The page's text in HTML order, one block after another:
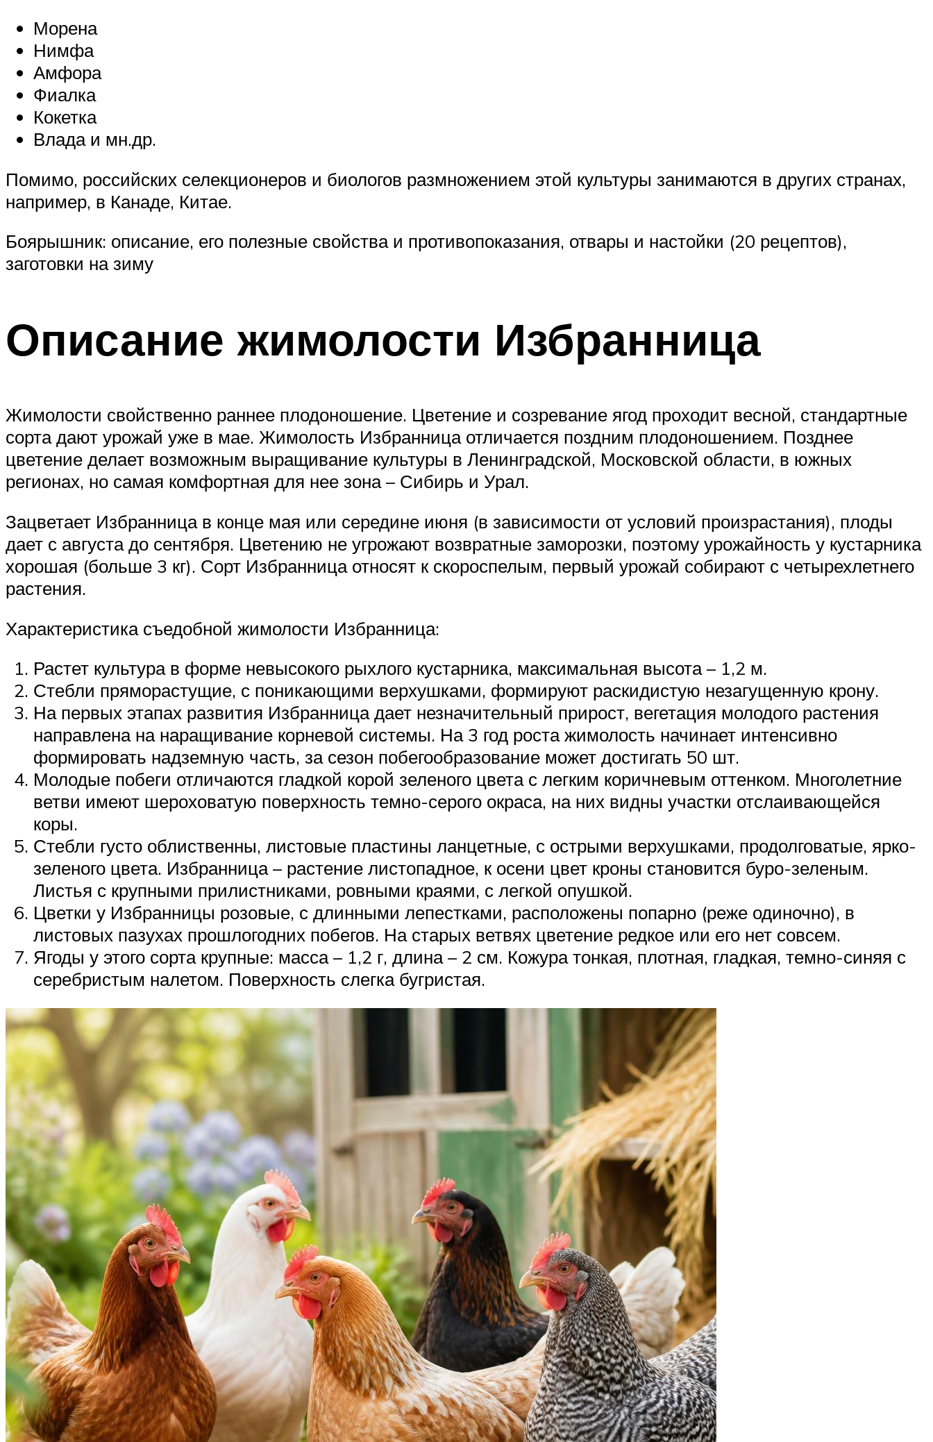
Морена
Нимфа
Амфора
Фиалка
Кокетка
Влада и мн.др.
Помимо, российских селекционеров и биологов размножением этой культуры занимаются в других странах,
например, в Канаде, Китае.
Боярышник: описание, его полезные свойства и противопоказания, отвары и настойки (20 рецептов),
заготовки на зиму
Описание жимолости Избранница
Жимолости свойственно раннее плодоношение. Цветение и созревание ягод проходит весной, стандартные
сорта дают урожай уже в мае. Жимолость Избранница отличается поздним плодоношением. Позднее
цветение делает возможным выращивание культуры в Ленинградской, Московской области, в южных
регионах, но самая комфортная для нее зона – Сибирь и Урал.
Зацветает Избранница в конце мая или середине июня (в зависимости от условий произрастания), плоды
дает с августа до сентября. Цветению не угрожают возвратные заморозки, поэтому урожайность у кустарника
хорошая (больше 3 кг). Сорт Избранница относят к скороспелым, первый урожай собирают с четырехлетнего
растения.
Характеристика съедобной жимолости Избранница:
Растет культура в форме невысокого рыхлого кустарника, максимальная высота – 1,2 м.
Стебли пряморастущие, с поникающими верхушками, формируют раскидистую незагущенную крону.
На первых этапах развития Избранница дает незначительный прирост, вегетация молодого растения
направлена на наращивание корневой системы. На 3 год роста жимолость начинает интенсивно
формировать надземную часть, за сезон побегообразование может достигать 50 шт.
Молодые побеги отличаются гладкой корой зеленого цвета с легким коричневым оттенком. Многолетние
ветви имеют шероховатую поверхность темно-серого окраса, на них видны участки отслаивающейся
коры.
Стебли густо облиственны, листовые пластины ланцетные, с острыми верхушками, продолговатые, ярко-
зеленого цвета. Избранница – растение листопадное, к осени цвет кроны становится буро-зеленым.
Листья с крупными прилистниками, ровными краями, с легкой опушкой.
Цветки у Избранницы розовые, с длинными лепестками, расположены попарно (реже одиночно), в
листовых пазухах прошлогодних побегов. На старых ветвях цветение редкое или его нет совсем.
Ягоды у этого сорта крупные: масса – 1,2 г, длина – 2 см. Кожура тонкая, плотная, гладкая, темно-синяя с
серебристым налетом. Поверхность слегка бугристая.